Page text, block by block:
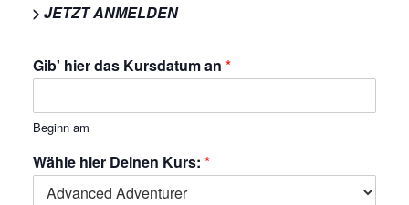
> JETZT ANMELDEN
Gib' hier das Kursdatum an *
Beginn am
Wähle hier Deinen Kurs: *